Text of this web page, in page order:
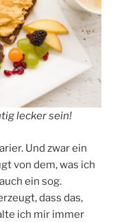
lecker sein!
Und zwar ein
von dem, was ich
ein sog.
dass das,
ich mir immer